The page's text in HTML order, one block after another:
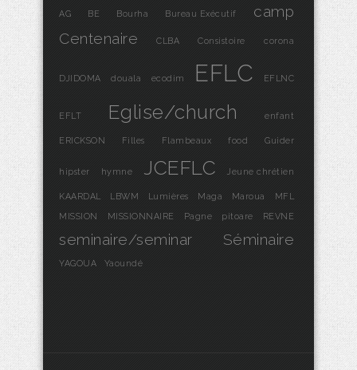
AG BE Bourha Bureau Exécutif
camp
Centenaire
CLBA Consistoire corona
DJIDOMA douala ecodim EFLC EFLNC
EFLT Eglise/church enfant
ERICKSON Filles Flambeaux food Guider
hipster hymne JCEFLC Jeune chrétien
KAARDAL LBWM Lumières Maga Maroua MFL
MISSION MISSIONNAIRE Pagne pitoare REVNE
seminaire/seminar Séminaire
YAGOUA Yaoundé